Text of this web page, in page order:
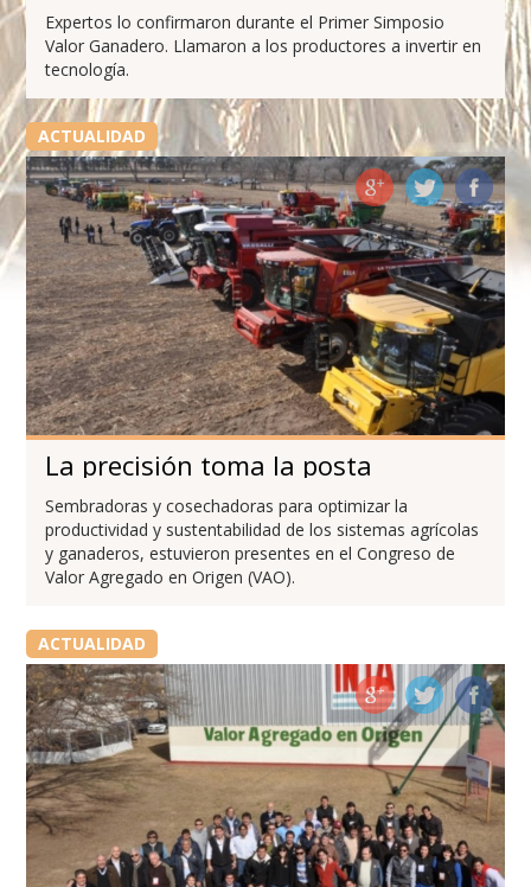
Expertos lo confirmaron durante el Primer Simposio
Valor Ganadero. Llamaron a los productores a invertir en
tecnología.
ACTUALIDAD
La precisión toma la posta
Sembradoras y cosechadoras para optimizar la
productividad y sustentabilidad de los sistemas agrícolas
y ganaderos, estuvieron presentes en el Congreso de
Valor Agregado en Origen (VAO).
ACTUALIDAD